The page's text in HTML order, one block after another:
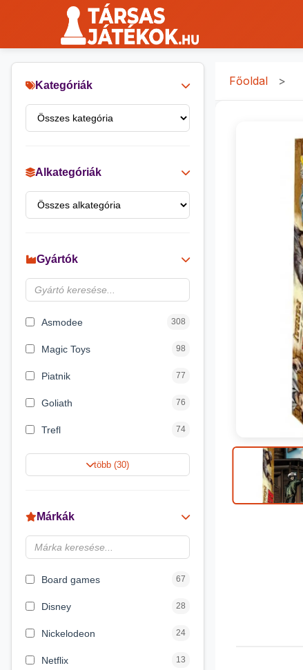
Kategóriák
Alkategóriák
Gyártók
Asmodee 308
Magic Toys 98
Piatnik 77
Goliath 76
Trefl 74
Keller&Mayer 60
Spin Master
Delta Vision 28
több (30)
Márkák
Board games 67
Disney 28
Nickelodeon 24
Netflix 13
Főoldal >